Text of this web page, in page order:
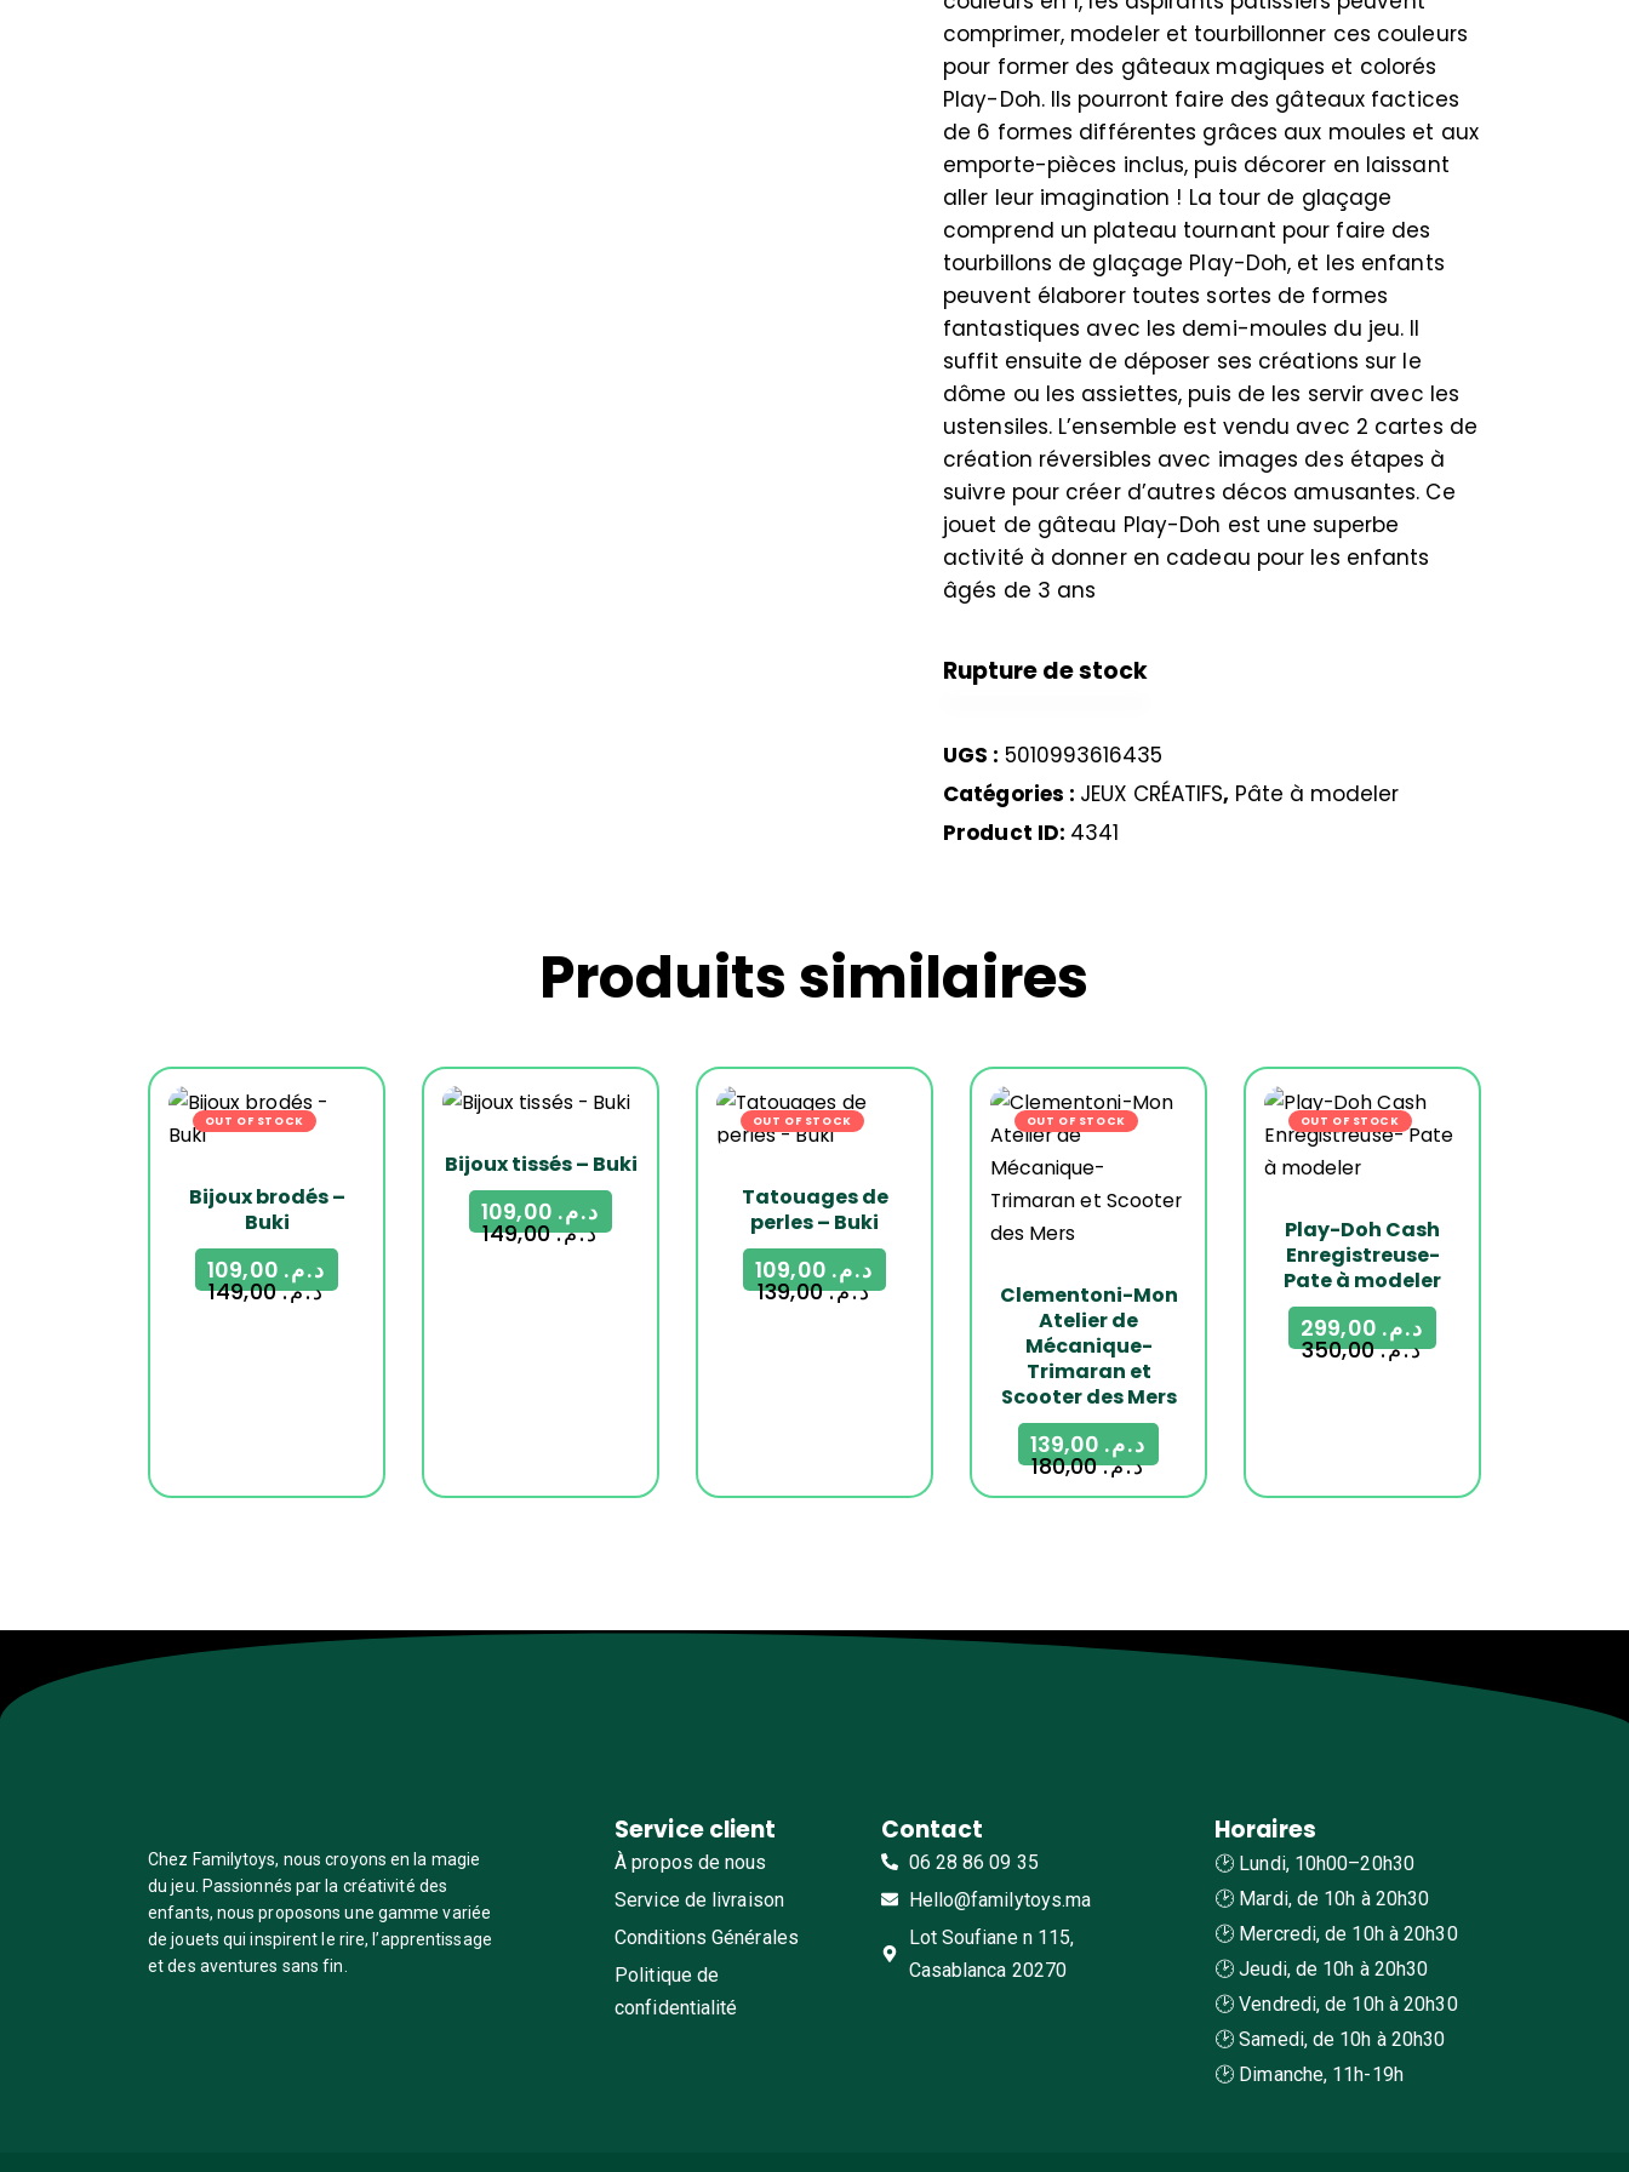
comprimer, modeler et tourbillonner ces couleurs
pour former des gâteaux magiques et colorés
Play-Doh. Ils pourront faire des gâteaux factices
de 6 formes différentes grâces aux moules et aux
emporte-pièces inclus, puis décorer en laissant
aller leur imagination ! La tour de glaçage
comprend un plateau tournant pour faire des
tourbillons de glaçage Play-Doh, et les enfants
peuvent élaborer toutes sortes de formes
fantastiques avec les demi-moules du jeu. Il
suffit ensuite de déposer ses créations sur le
dôme ou les assiettes, puis de les servir avec les
ustensiles. L’ensemble est vendu avec 2 cartes de
création réversibles avec images des étapes à
suivre pour créer d’autres décos amusantes. Ce
jouet de gâteau Play-Doh est une superbe
activité à donner en cadeau pour les enfants
âgés de 3 ans
Rupture de stock
UGS : 5010993616435
Catégories : JEUX CRÉATIFS, Pâte à modeler
Product ID: 4341
Produits similaires
OUT OF STOCK-27%
Bijoux brodés –
Buki
د.م.149,00
د.م.
Bijoux tissés – Buki
د.م.149,00
د.م.
OUT OF STOCK-22%
Tatouages de
perles – Buki
د.م.139,00
د.م.
OUT OF STOCK-23%
Clementoni-Mon
Atelier de
Mécanique-
Trimaran et
Scooter des Mers
د.م.180,00
د.م.
OUT OF STOCK-15%
Play-Doh Cash
Enregistreuse-
Pate à modeler
د.م.350,00
د.م.
Chez Familytoys, nous croyons en la magie
du jeu. Passionnés par la créativité des
enfants, nous proposons une gamme variée
de jouets qui inspirent le rire, l’apprentissage
et des aventures sans fin.
Service client
À propos de nous
Service de livraison
Conditions Générales
Politique de
confidentialité
Contact
06 28 86 09 35
Hello@familytoys.ma
Lot Soufiane n 115,
Casablanca 20270
Horaires
🕑 Lundi, 10h00–20h30
🕑 Mardi, de 10h à 20h30
🕑 Mercredi, de 10h à 20h30
🕑 Jeudi, de 10h à 20h30
🕑 Vendredi, de 10h à 20h30
🕑 Samedi, de 10h à 20h30
🕑 Dimanche, 11h-19h